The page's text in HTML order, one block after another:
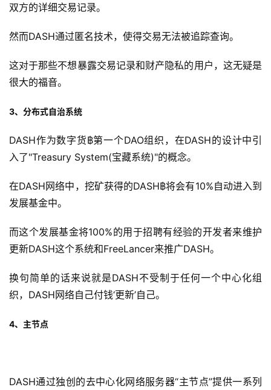
双方的详细交易记录。
然而DASH通过匿名技术，使得交易无法被追踪查询。
这对于那些不想暴露交易记录和财产隐私的用户，这无疑是
很大的福音。
3、分布式自治系统
DASH作为数字货฿第一个DAO组织，在DASH的设计中引
入了"Treasury System(宝藏系统)"的概念。
在DASH网络中，挖矿获得的DASH฿将会有10%自动进入到
发展基金中。
而这个发展基金将100%的用于招聘有经验的开发者来维护
更新DASH这个系统和FreeLancer来推广DASH。
换句简单的话来说就是DASH不受制于任何一个中心化组
织，DASH网络自己付钱‘更新’自己。
4、主节点
DASH通过独创的去中心化网络服务器“主节点”提供一系列